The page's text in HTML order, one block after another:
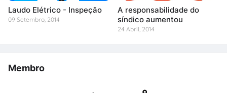
Laudo Elétrico - Inspeção
09 Setembro, 2014
A responsabilidade do
síndico aumentou
24 Abril, 2014
Membro